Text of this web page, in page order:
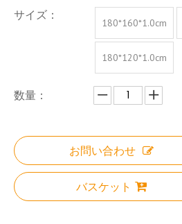
サイズ： 180*160*1.0cm
180*120*1.0cm
数量：
お問い合わせ
バスケット